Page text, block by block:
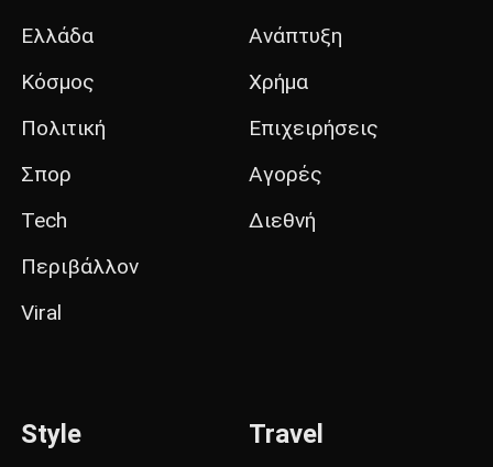
Ελλάδα
Κόσμος
Πολιτική
Σπορ
Tech
Περιβάλλον
Viral
Ανάπτυξη
Χρήμα
Επιχειρήσεις
Αγορές
Διεθνή
Style Travel